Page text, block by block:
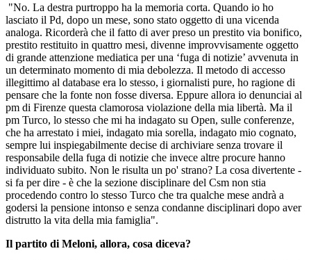
"No. La destra purtroppo ha la memoria corta. Quando io ho
lasciato il Pd, dopo un mese, sono stato oggetto di una vicenda
analoga. Ricorderà che il fatto di aver preso un prestito via bonifico,
prestito restituito in quattro mesi, divenne improvvisamente oggetto
di grande attenzione mediatica per una ‘fuga di notizie’ avvenuta in
un determinato momento di mia debolezza. Il metodo di accesso
illegittimo al database era lo stesso, i giornalisti pure, ho ragione di
pensare che la fonte non fosse diversa. Eppure allora io denunciai al
pm di Firenze questa clamorosa violazione della mia libertà. Ma il
pm Turco, lo stesso che mi ha indagato su Open, sulle conferenze,
che ha arrestato i miei, indagato mia sorella, indagato mio cognato,
sempre lui inspiegabilmente decise di archiviare senza trovare il
responsabile della fuga di notizie che invece altre procure hanno
individuato subito. Non le risulta un po' strano? La cosa divertente -
si fa per dire - è che la sezione disciplinare del Csm non stia
procedendo contro lo stesso Turco che tra qualche mese andrà a
godersi la pensione intonso e senza condanne disciplinari dopo aver
distrutto la vita della mia famiglia".
Il partito di Meloni, allora, cosa diceva?